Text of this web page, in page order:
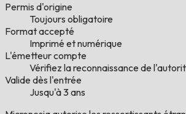
Permis d'origine
Toujours obligatoire
Format accepté
Imprimé et numérique
L'émetteur compte
Vérifiez la reconnaissance de
Valide dès l'entrée
Jusqu'à 3 ans